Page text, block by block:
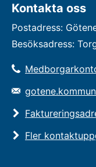
Kontakta oss
Postadress:
Besöksadress:
Fler